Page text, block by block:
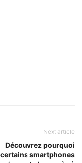
Next article
Découvrez pourquoi
certains smartphones